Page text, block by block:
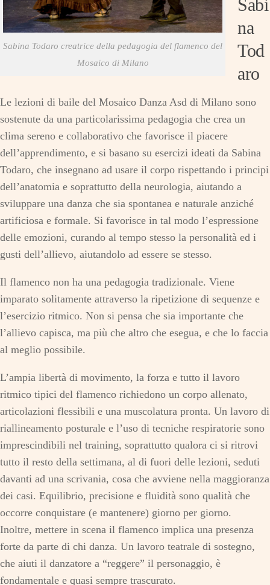
Sabina Todaro creatrice della pedagogia del flamenco del
Mosaico di Milano
Sabi
na
Tod
aro
Le lezioni di baile del Mosaico Danza Asd di Milano sono
sostenute da una particolarissima pedagogia che crea un
clima sereno e collaborativo che favorisce il piacere
dell’apprendimento, e si basano su esercizi ideati da Sabina
Todaro, che insegnano ad usare il corpo rispettando i principi
dell’anatomia e soprattutto della neurologia, aiutando a
sviluppare una danza che sia spontanea e naturale anziché
artificiosa e formale. Si favorisce in tal modo l’espressione
delle emozioni, curando al tempo stesso la personalità ed i
gusti dell’allievo, aiutandolo ad essere se stesso.
Il flamenco non ha una pedagogia tradizionale. Viene
imparato solitamente attraverso la ripetizione di sequenze e
l’esercizio ritmico. Non si pensa che sia importante che
l’allievo capisca, ma più che altro che esegua, e che lo faccia
al meglio possibile.
L’ampia libertà di movimento, la forza e tutto il lavoro
ritmico tipici del flamenco richiedono un corpo allenato,
articolazioni flessibili e una muscolatura pronta. Un lavoro di
riallineamento posturale e l’uso di tecniche respiratorie sono
imprescindibili nel training, soprattutto qualora ci si ritrovi
tutto il resto della settimana, al di fuori delle lezioni, seduti
davanti ad una scrivania, cosa che avviene nella maggioranza
dei casi. Equilibrio, precisione e fluidità sono qualità che
occorre conquistare (e mantenere) giorno per giorno.
Inoltre, mettere in scena il flamenco implica una presenza
forte da parte di chi danza. Un lavoro teatrale di sostegno,
che aiuti il danzatore a “reggere” il personaggio, è
fondamentale e quasi sempre trascurato.